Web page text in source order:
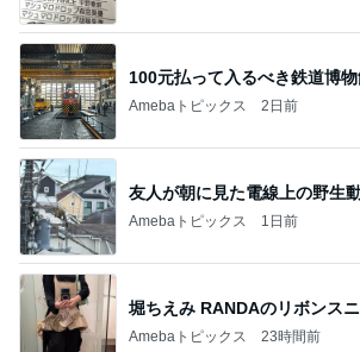
100元払って入るべき鉄道博
Amebaトピックス 2日前
友人が朝に見た電線上の野生
Amebaトピックス 1日前
堀ちえみ RANDAのリボンス
Amebaトピックス 23時間前